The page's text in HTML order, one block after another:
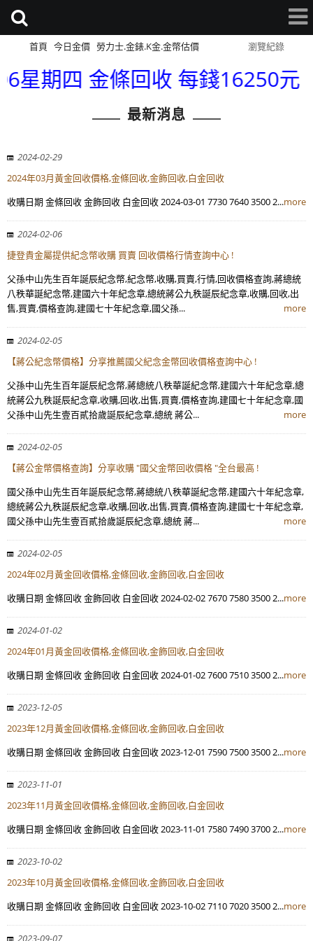
首頁 今日金價 勞力士.金錶.K金.金幣估價 瀏覽紀錄
星期四 金條回收 每錢16250元
最新消息
2024-02-29
2024年03月黃金回收價格,金條回收,金飾回收,白金回收
收購日期 金條回收 金飾回收 白金回收 2024-03-01 7730 7640 3500 2...more
2024-02-06
捷登貴金屬提供紀念幣收購 買賣 回收價格行情查詢中心 !
父孫中山先生百年誕辰紀念幣,紀念幣,收購,買賣,行情,回收價格查詢,蔣總統
八秩華誕紀念幣,建國六十年紀念章,總統蔣公九秩誕辰紀念章,收購,回收,出
售,買賣,價格查詢,建國七十年紀念章,國父孫...
more
2024-02-05
【蔣公紀念幣價格】分享推薦國父紀念金幣回收價格查詢中心 !
父孫中山先生百年誕辰紀念幣,蔣總統八秩華誕紀念幣,建國六十年紀念章,總
統蔣公九秩誕辰紀念章,收購,回收,出售,買賣,價格查詢,建國七十年紀念章,國
父孫中山先生壹百貳拾歲誕辰紀念章,總統 蔣公...
more
2024-02-05
【蔣公金幣價格查詢】分享收購 "國父金幣回收價格 "全台最高 !
國父孫中山先生百年誕辰紀念幣,蔣總統八秩華誕紀念幣,建國六十年紀念章,
總統蔣公九秩誕辰紀念章,收購,回收,出售,買賣,價格查詢,建國七十年紀念章,
國父孫中山先生壹百貳拾歲誕辰紀念章,總統 蔣...
more
2024-02-05
2024年02月黃金回收價格,金條回收,金飾回收,白金回收
收購日期 金條回收 金飾回收 白金回收 2024-02-02 7670 7580 3500 2...more
2024-01-02
2024年01月黃金回收價格,金條回收,金飾回收,白金回收
收購日期 金條回收 金飾回收 白金回收 2024-01-02 7600 7510 3500 2...more
2023-12-05
2023年12月黃金回收價格,金條回收,金飾回收,白金回收
收購日期 金條回收 金飾回收 白金回收 2023-12-01 7590 7500 3500 2...more
2023-11-01
2023年11月黃金回收價格,金條回收,金飾回收,白金回收
收購日期 金條回收 金飾回收 白金回收 2023-11-01 7580 7490 3700 2...more
2023-10-02
2023年10月黃金回收價格,金條回收,金飾回收,白金回收
收購日期 金條回收 金飾回收 白金回收 2023-10-02 7110 7020 3500 2...more
2023-09-07